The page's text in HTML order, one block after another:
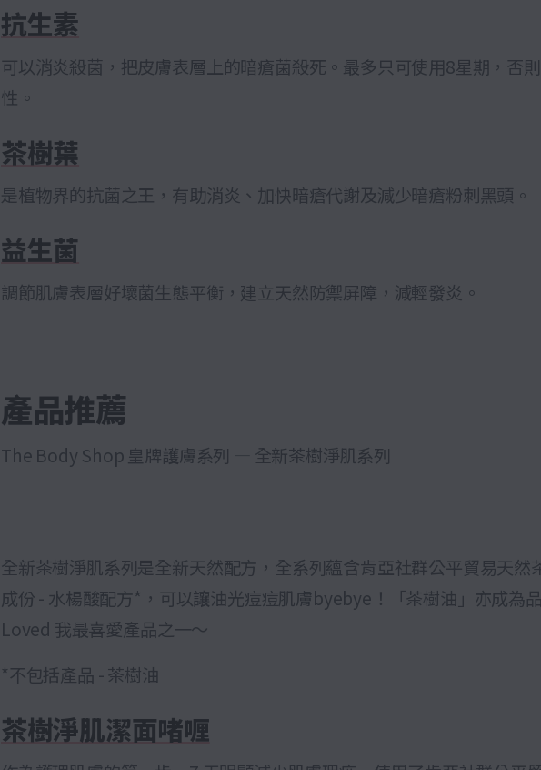
抗生素
可以消炎殺菌，把皮膚表層上的暗瘡菌殺死。最多只可使用8星期，否
性。
茶樹葉
是植物界的抗菌之王，有助消炎、加快暗瘡代謝及減少暗瘡粉刺黑頭。
益生菌
調節肌膚表層好壞菌生態平衡，建立天然防禦屏障，減輕發炎。
產品推薦
The Body Shop 皇牌護膚系列 — 全新茶樹淨肌系列
全新茶樹淨肌系列是全新天然配方，全系列蘊含肯亞社群公平貿易天然
成份 - 水楊酸配方*，可以讓油光痘痘肌膚byebye！「茶樹油」亦成為
Loved 我最喜愛產品之一～
*不包括產品 - 茶樹油
茶樹淨肌潔面啫喱